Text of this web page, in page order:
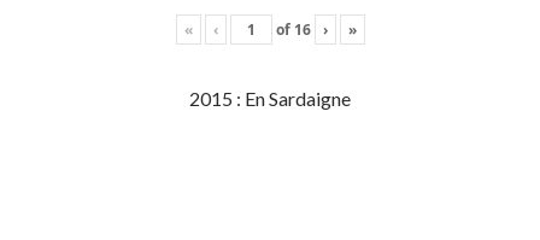
« ‹ of 16 › »
2015 : En Sardaigne